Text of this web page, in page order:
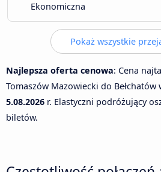
Ekonomiczna
Pokaż wszystkie
Najlepsza oferta cenowa: Cena
Tomaszów Mazowiecki do Bełchatów
5.08.2026 r. Elastyczni podróżujący
biletów.